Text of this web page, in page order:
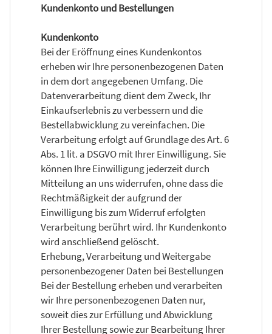
Kundenkonto und Bestellungen
Kundenkonto
Bei der Eröffnung eines Kundenkontos
erheben wir Ihre personenbezogenen Daten
in dem dort angegebenen Umfang. Die
Datenverarbeitung dient dem Zweck, Ihr
Einkaufserlebnis zu verbessern und die
Bestellabwicklung zu vereinfachen. Die
Verarbeitung erfolgt auf Grundlage des Art. 6
Abs. 1 lit. a DSGVO mit Ihrer Einwilligung. Sie
können Ihre Einwilligung jederzeit durch
Mitteilung an uns widerrufen, ohne dass die
Rechtmäßigkeit der aufgrund der
Einwilligung bis zum Widerruf erfolgten
Verarbeitung berührt wird. Ihr Kundenkonto
wird anschließend gelöscht.
Erhebung, Verarbeitung und Weitergabe
personenbezogener Daten bei Bestellungen
Bei der Bestellung erheben und verarbeiten
wir Ihre personenbezogenen Daten nur,
soweit dies zur Erfüllung und Abwicklung
Ihrer Bestellung sowie zur Bearbeitung Ihrer